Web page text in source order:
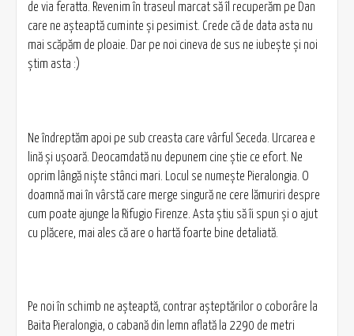
de via feratta. Revenim în traseul marcat să îl recuperăm pe Dan
care ne aşteaptă cuminte şi pesimist. Crede că de data asta nu
mai scăpăm de ploaie. Dar pe noi cineva de sus ne iubeşte şi noi
ştim asta :)
Ne îndreptăm apoi pe sub creasta care vârful Seceda. Urcarea e
lină şi uşoară. Deocamdată nu depunem cine ştie ce efort. Ne
oprim lângă nişte stânci mari. Locul se numeşte Pieralongia. O
doamnă mai în vârstă care merge singură ne cere lămuriri despre
cum poate ajunge la Rifugio Firenze. Asta ştiu să îi spun şi o ajut
cu plăcere, mai ales că are o hartă foarte bine detaliată.
Pe noi în schimb ne aşteaptă, contrar aşteptărilor o coborâre la
Baita Pieralongia, o cabană din lemn aflată la 2290 de metri